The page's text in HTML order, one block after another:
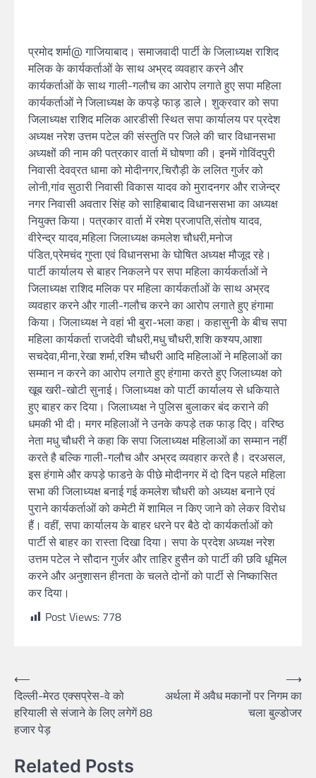
प्रमोद शर्मा@ गाजियाबाद। समाजवादी पार्टी के जिलाध्यक्ष राशिद
मलिक के कार्यकर्ताओं के साथ अभ्रद व्यवहार करने और
कार्यकर्ताओं के साथ गाली-गलौच का आरोप लगाते हुए सपा महिला
कार्यकर्ताओं ने जिलाध्यक्ष के कपड़े फाड़ डाले। शुक्रवार को सपा
जिलाध्यक्ष राशिद मलिक आरडीसी स्थित सपा कार्यालय पर प्रदेश
अध्यक्ष नरेश उत्तम पटेल की संस्तुति पर जिले की चार विधानसभा
अध्यक्षों की नाम की पत्रकार वार्ता में घोषणा की। इनमें गोविंदपुरी
निवासी देवव्रत धामा को मोदीनगर,चिरौड़ी के ललित गुर्जर को
लोनी,गांव सुठारी निवासी विकास यादव को मुरादनगर और राजेन्द्र
नगर निवासी अवतार सिंह को साहिबाबाद विधानससभा का अध्यक्ष
नियुक्त किया। पत्रकार वार्ता में रमेश प्रजापति,संतोष यादव,
वीरेन्द्र यादव,महिला जिलाध्यक्ष कमलेश चौधरी,मनोज
पंडित,प्रेमचंद गुप्ता एवं विधानसभा के घोषित अध्यक्ष मौजूद रहे।
पार्टी कार्यालय से बाहर निकलने पर सपा महिला कार्यकर्ताओं ने
जिलाध्यक्ष राशिद मलिक पर महिला कार्यकर्ताओं के साथ अभ्रद
व्यवहार करने और गाली-गलौच करने का आरोप लगाते हुए हंगामा
किया। जिलाध्यक्ष ने वहां भी बुरा-भला कहा। कहासुनी के बीच सपा
महिला कार्यकर्ता राजदेवी चौधरी,मधु चौधरी,शशि कश्यप,आशा
सचदेवा,मीना,रेखा शर्मा,रश्मि चौधरी आदि महिलाओं ने महिलाओं का
सम्मान न करने का आरोप लगाते हुए हंगामा करते हुए जिलाध्यक्ष को
खूब खरी-खोटी सुनाई। जिलाध्यक्ष को पार्टी कार्यालय से धकियाते
हुए बाहर कर दिया। जिलाध्यक्ष ने पुलिस बुलाकर बंद कराने की
धमकी भी दी। मगर महिलाओं ने उनके कपड़े तक फाड़ दिए। वरिष्ठ
नेता मधु चौधरी ने कहा कि सपा जिलाध्यक्ष महिलाओं का सम्मान नहीं
करते है बल्कि गाली-गलौच और अभ्रद व्यवहार करते है। दरअसल,
इस हंगामे और कपड़े फाडऩे के पीछे मोदीनगर में दो दिन पहले महिला
सभा की जिलाध्यक्ष बनाई गई कमलेश चौधरी को अध्यक्ष बनाने एवं
पुराने कार्यकर्ताओं को कमेटी में शामिल न किए जाने को लेकर विरोध
हैं। वहीं, सपा कार्यालय के बाहर धरने पर बैठे दो कार्यकर्ताओं को
पार्टी से बाहर का रास्ता दिखा दिया। सपा के प्रदेश अध्यक्ष नरेश
उत्तम पटेल ने सौदान गुर्जर और ताहिर हुसैन को पार्टी की छवि धूमिल
करने और अनुशासन हीनता के चलते दोनों को पार्टी से निष्कासित
कर दिया।
Post Views: 778
⟵
दिल्ली-मेरठ एक्सप्रेस-वे को
हरियाली से संजाने के लिए लगेगें 88
हजार पेड़
अर्थला में अवैध मकानों पर निगम का
चला बुल्डोजर
⟶
Related Posts